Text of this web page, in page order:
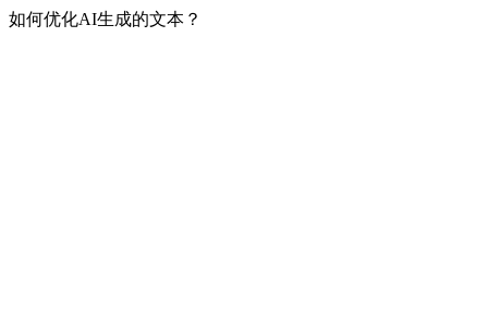
如何优化AI生成的文本？